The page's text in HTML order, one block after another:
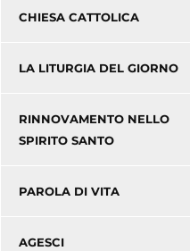
CHIESA CATTOLICA
LA LITURGIA DEL GIORNO
RINNOVAMENTO NELLO
SPIRITO SANTO
PAROLA DI VITA
AGESCI